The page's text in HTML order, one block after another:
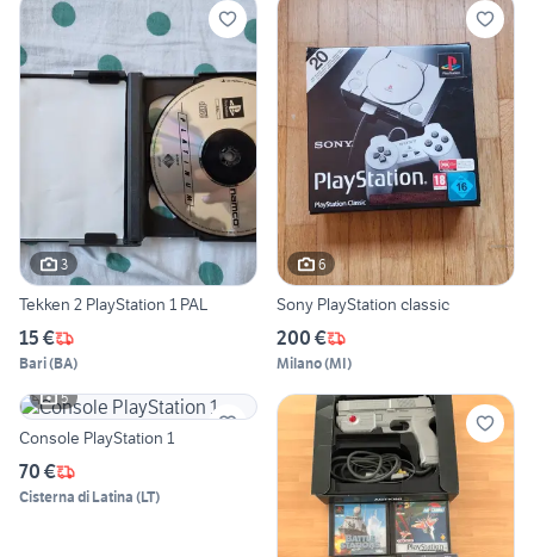
3
Tekken 2 PlayStation 1 PAL
15 €
Bari(BA)
6
Sony PlayStation classic
200 €
Milano(MI)
5
Console PlayStation 1
70 €
Cisterna di Latina (LT)